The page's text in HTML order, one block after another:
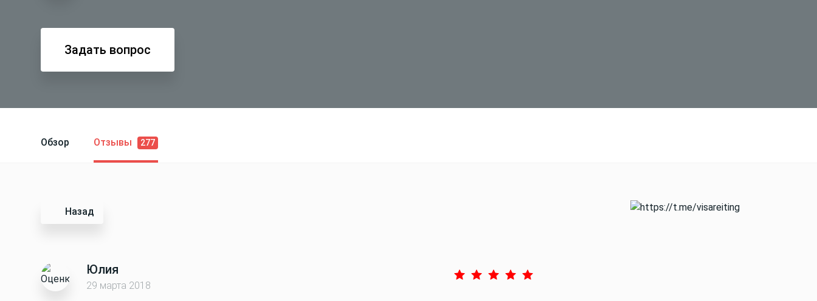
Задать вопрос
Обзор Отзывы 277
Назад
Юлия
29 марта 2018